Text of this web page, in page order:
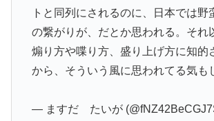
トと同列にされるのに、日本では野
の繋がりが、だとか思われる。それ
煽り方や喋り方、盛り上げ方に知的
から、そういう風に思われてる気も
— ますだ たいが